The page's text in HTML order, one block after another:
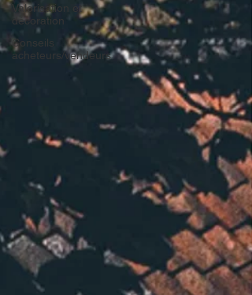
Valorisation et
décoration
Conseils
acheteurs/vendeurs